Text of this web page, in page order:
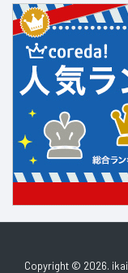
Copyright © 2026.